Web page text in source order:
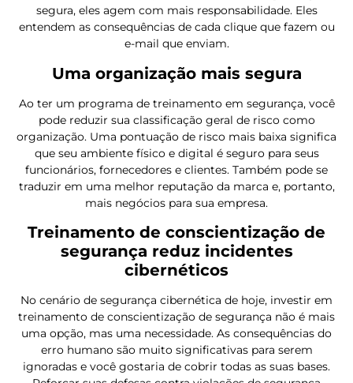
segura, eles agem com mais responsabilidade. Eles
entendem as consequências de cada clique que fazem ou
e-mail que enviam.
Uma organização mais segura
Ao ter um programa de treinamento em segurança, você
pode reduzir sua classificação geral de risco como
organização. Uma pontuação de risco mais baixa significa
que seu ambiente físico e digital é seguro para seus
funcionários, fornecedores e clientes. Também pode se
traduzir em uma melhor reputação da marca e, portanto,
mais negócios para sua empresa.
Treinamento de conscientização de
segurança reduz incidentes
cibernéticos
No cenário de segurança cibernética de hoje, investir em
treinamento de conscientização de segurança não é mais
uma opção, mas uma necessidade. As consequências do
erro humano são muito significativas para serem
ignoradas e você gostaria de cobrir todas as suas bases.